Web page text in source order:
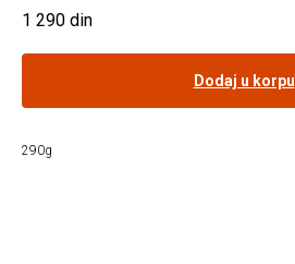
1 290 din
Dodaj u korpu
290g